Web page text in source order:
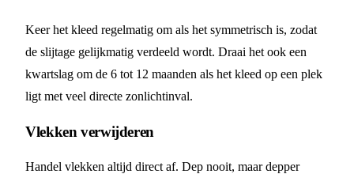
Keer het kleed regelmatig om als het symmetrisch is, zodat
de slijtage gelijkmatig verdeeld wordt. Draai het ook een
kwartslag om de 6 tot 12 maanden als het kleed op een plek
ligt met veel directe zonlichtinval.
Vlekken verwijderen
Handel vlekken altijd direct af. Dep nooit, maar depper